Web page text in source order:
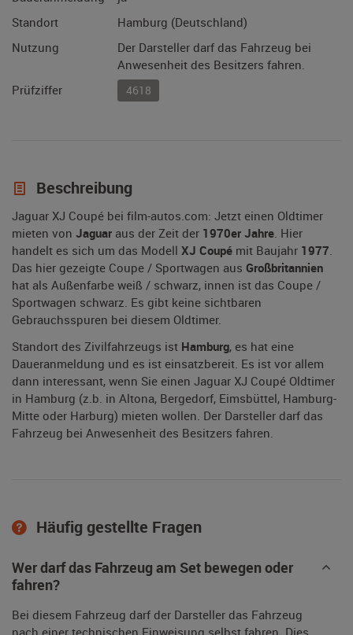
Standort
Hamburg (Deutschland)
Nutzung
Der Darsteller darf das Fahrzeug bei
Anwesenheit des Besitzers fahren.
Prüfziffer
4618
Beschreibung
Jaguar XJ Coupé bei film-autos.com: Jetzt einen Oldtimer
mieten von Jaguar aus der Zeit der 1970er Jahre. Hier
handelt es sich um das Modell XJ Coupé mit Baujahr 1977.
Das hier gezeigte Coupe / Sportwagen aus Großbritannien
hat als Außenfarbe weiß / schwarz, innen ist das Coupe /
Sportwagen schwarz. Es gibt keine sichtbaren
Gebrauchsspuren bei diesem Oldtimer.
Standort des Zivilfahrzeugs ist Hamburg, es hat eine
Daueranmeldung und es ist einsatzbereit. Es ist vor allem
dann interessant, wenn Sie einen Jaguar XJ Coupé Oldtimer
in Hamburg (z.b. in Altona, Bergedorf, Eimsbüttel, Hamburg-
Mitte oder Harburg) mieten wollen. Der Darsteller darf das
Fahrzeug bei Anwesenheit des Besitzers fahren.
Häufig gestellte Fragen
Wer darf das Fahrzeug am Set bewegen oder
fahren?
Bei diesem Fahrzeug darf der Darsteller das Fahrzeug